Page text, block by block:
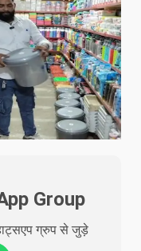
Group
ग्रुप से जुड़े